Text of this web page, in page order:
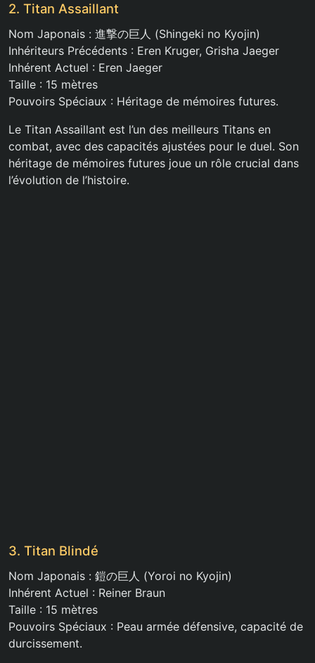
2. Titan Assaillant
Nom Japonais : 進撃の巨人 (Shingeki no Kyojin)
Inhériteurs Précédents : Eren Kruger, Grisha Jaeger
Inhérent Actuel : Eren Jaeger
Taille : 15 mètres
Pouvoirs Spéciaux : Héritage de mémoires futures.
Le Titan Assaillant est l’un des meilleurs Titans en
combat, avec des capacités ajustées pour le duel. Son
héritage de mémoires futures joue un rôle crucial dans
l’évolution de l’histoire.
3. Titan Blindé
Nom Japonais : 鎧の巨人 (Yoroi no Kyojin)
Inhérent Actuel : Reiner Braun
Taille : 15 mètres
Pouvoirs Spéciaux : Peau armée défensive, capacité de
durcissement.